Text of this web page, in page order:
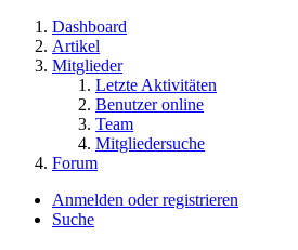
Dashboard
Artikel
Mitglieder
Letzte Aktivitäten
Benutzer online
Team
Mitgliedersuche
Forum
Anmelden oder registrieren
Suche